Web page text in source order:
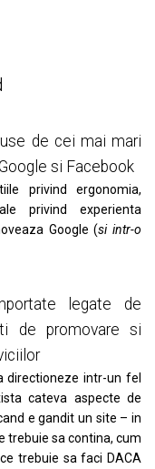
de cei mai mari
si Facebook
privind ergonomia,
privind experienta
Google (si intr-o
legate de
de promovare si
directioneze intr-un fel
cateva aspecte de
e gandit un site – in
trebuie sa contina, cum
trebuie sa faci DACA